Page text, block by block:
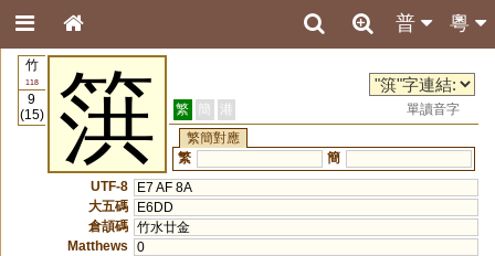
粵
普
竹
118
9
(15)
篊 繁 簡 港
單讀音字
繁簡對應
繁
簡
UTF-8
E7 AF 8A
大五碼
E6DD
倉頡碼 竹水廿金
Matthews
0